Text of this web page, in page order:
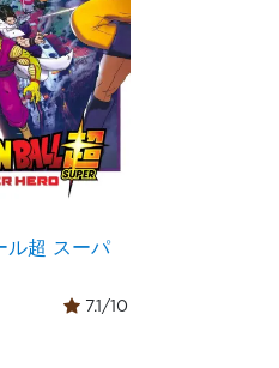
ル超 スーパ
7.1/10